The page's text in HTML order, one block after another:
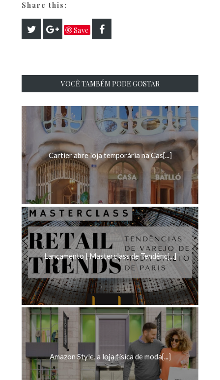
Share this:
Save
VOCÊ TAMBÉM PODE GOSTAR
Cartier abre loja temporária na Cas[...]
Lançamento | Masterclass de Tendênc[...]
Amazon Style, a loja física de moda[...]